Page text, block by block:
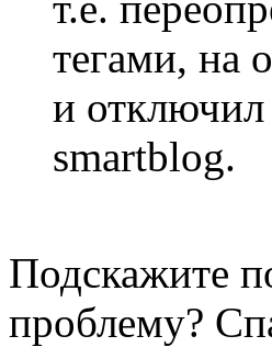
тегами, на
и отключил
smartblog.
Подскажите
проблему?